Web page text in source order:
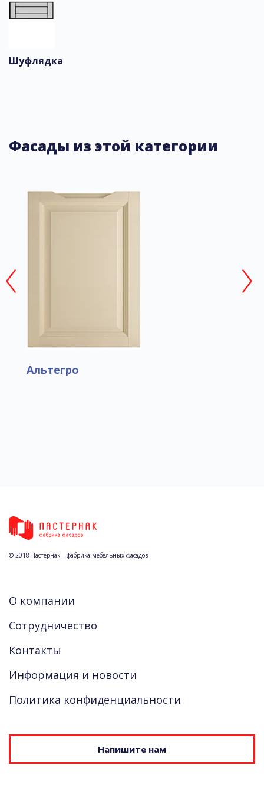
Шуфлядка
Фасады из этой категории
Альтегро
© 2018 Пастернак – фабрика мебельных фасадов
О компании
Сотрудничество
Контакты
Информация и новости
Политика конфиденциальности
Напишите нам